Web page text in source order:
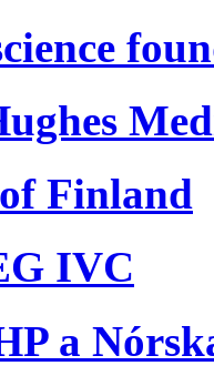
Finland
IVC
a